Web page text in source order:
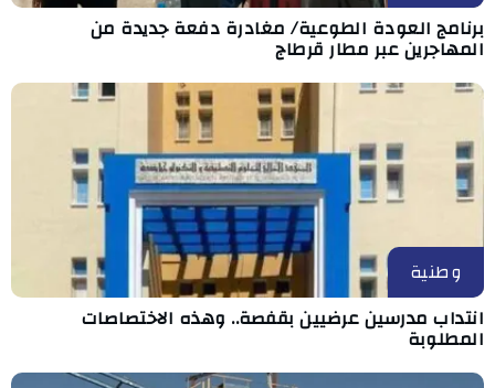
برنامج العودة الطوعية/ مغادرة دفعة جديدة من
المهاجرين عبر مطار قرطاج
وطنية
انتداب مدرسين عرضيين بقفصة.. وهذه الاختصاصات
المطلوبة